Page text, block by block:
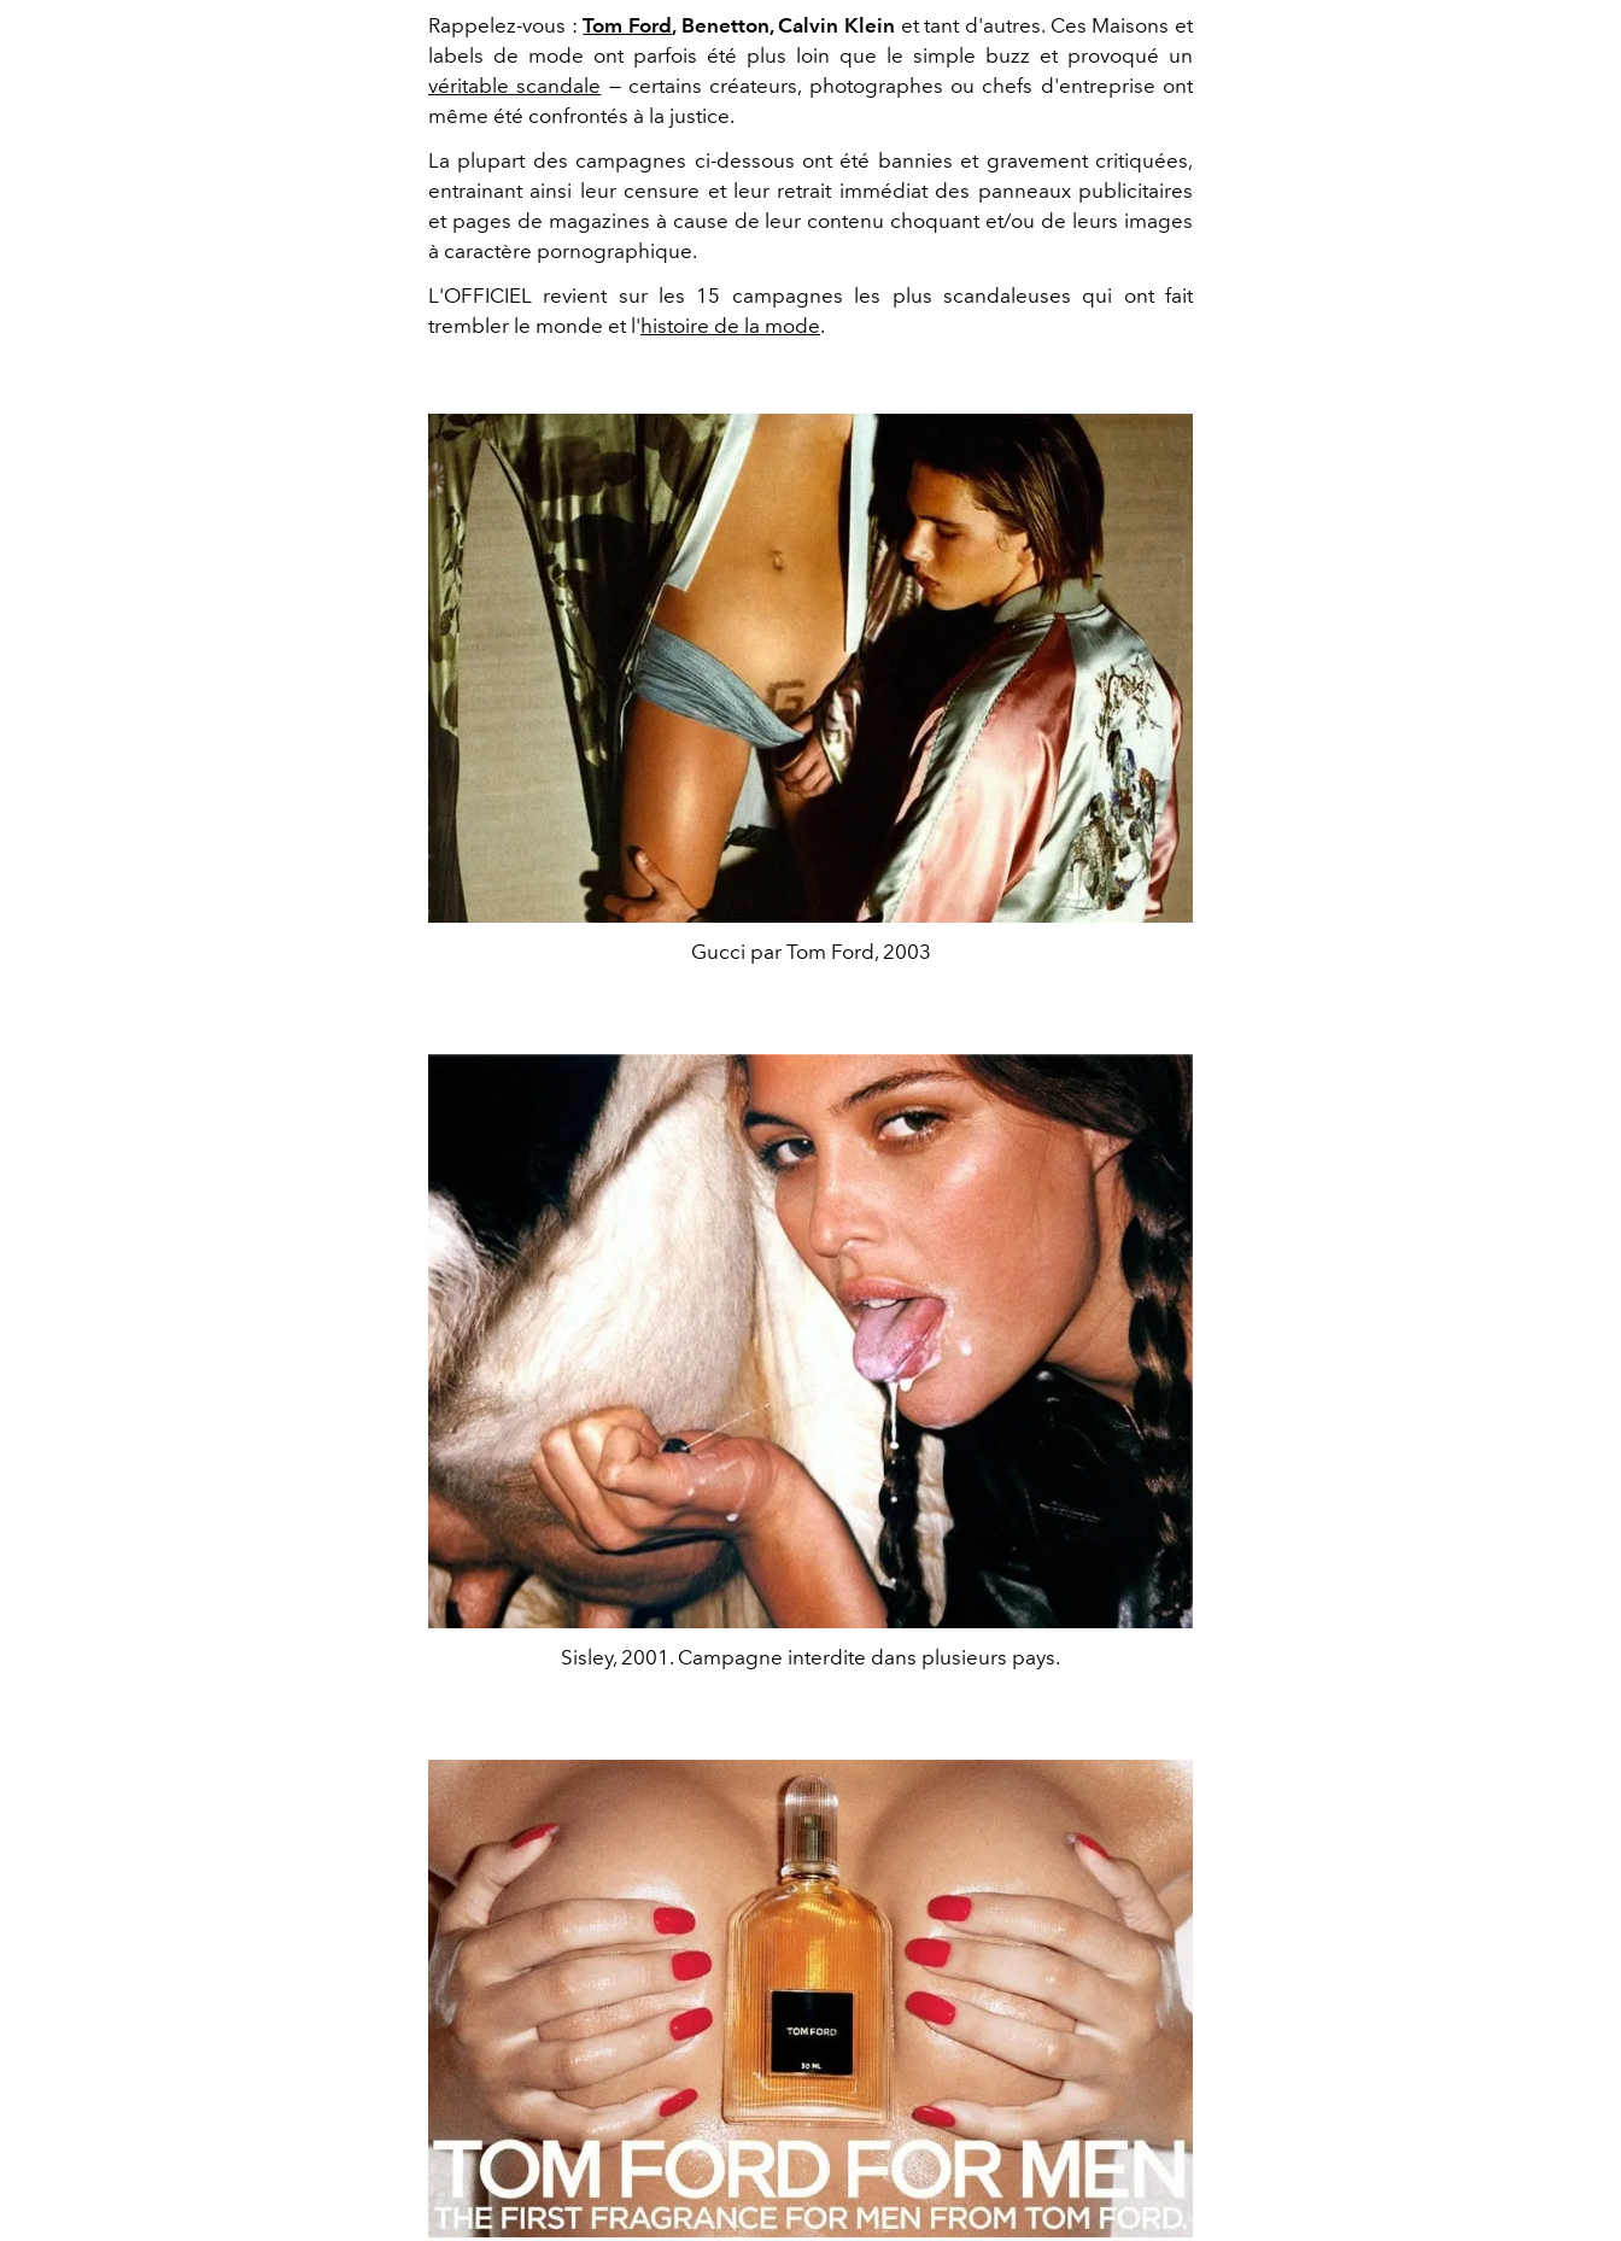
Rappelez-vous :Tom Ford , Benetton, Calvin Klein et tant d'autres. Ces Maisons et
labels de mode ont parfois été plus loin que le simple buzz et provoqué un
véritable scandale — certains créateurs, photographes ou chefs d'entreprise ont
même été confrontés à la justice.
La plupart des campagnes ci-dessous ont été bannies et gravement critiquées,
entrainant ainsi leur censure et leur retrait immédiat des panneaux publicitaires
et pages de magazines à cause de leur contenu choquant et/ou de leurs images
à caractère pornographique.
L'OFFICIEL revient sur les 15 campagnes les plus scandaleuses qui ont fait
trembler le monde et l'histoire de la mode.
Gucci par Tom Ford, 2003
Sisley, 2001. Campagne interdite dans plusieurs pays.